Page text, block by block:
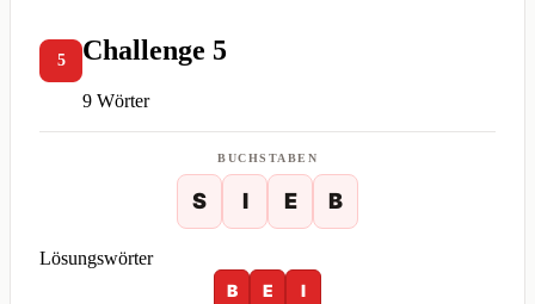
5 Challenge 5
9 Wörter
BUCHSTABEN
S I E B
Lösungswörter
B
E I